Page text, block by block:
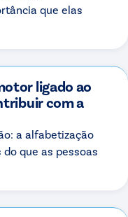
que elas
ligado ao
com a
a alfabetização
que as pessoas